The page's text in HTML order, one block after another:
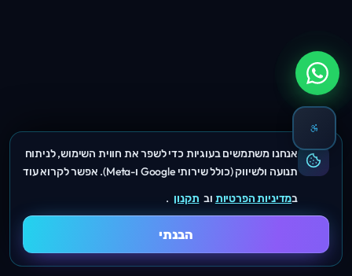
אנחנו משתמשים בעוגיות כדי לשפר את חווית השימוש, לניתוח
תנועה ולשיווק (כולל שירותי Google ו-Meta). אפשר לקרוא עוד
במדיניות הפרטיות וב תקנון .
הבנתי